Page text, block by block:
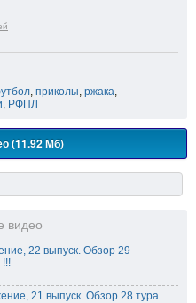
приколы ржака
РФПЛ
(11.92 Мб)
видео
22 выпуск. Обзор 29
21 выпуск. Обзор 28 тура.